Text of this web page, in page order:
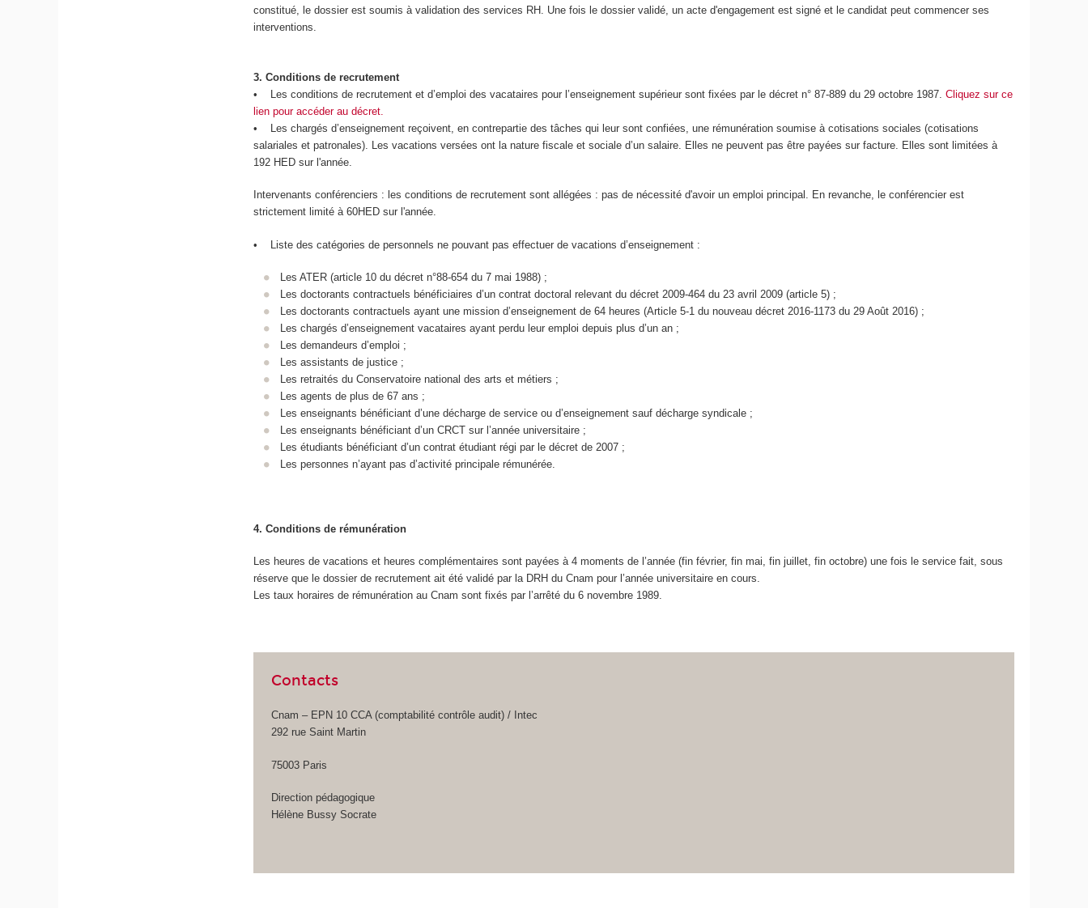
constitué, le dossier est soumis à validation des services RH. Une fois le dossier validé, un acte d'engagement est signé et le candidat peut commencer ses
interventions.
3.Conditions de recrutement
• Les conditions de recrutement et d’emploi des vacataires pour l’enseignement supérieur sont fixées par le décret n° 87-889 du 29 octobre 1987.Cliquez sur ce
lien pour accéder au décret.
• Les chargés d’enseignement reçoivent, en contrepartie des tâches qui leur sont confiées, une rémunération soumise à cotisations sociales (cotisations
salariales et patronales). Les vacations versées ont la nature fiscale et sociale d’un salaire. Elles ne peuvent pas être payées sur facture. Elles sont limitées à
192 HED sur l'année.
Intervenants conférenciers : les conditions de recrutement sont allégées : pas de nécessité d'avoir un emploi principal. En revanche, le conférencier est
strictement limité à 60HED sur l'année.
• Liste des catégories de personnels ne pouvant pas effectuer de vacations d’enseignement :
Les ATER (article 10 du décret n°88-654 du 7 mai 1988) ;
Les doctorants contractuels bénéficiaires d’un contrat doctoral relevant du décret 2009-464 du 23 avril 2009 (article 5) ;
Les doctorants contractuels ayant une mission d’enseignement de 64 heures (Article 5-1 du nouveau décret 2016-1173 du 29 Août 2016) ;
Les chargés d’enseignement vacataires ayant perdu leur emploi depuis plus d’un an ;
Les demandeurs d’emploi ;
Les assistants de justice ;
Les retraités du Conservatoire national des arts et métiers ;
Les agents de plus de 67 ans ;
Les enseignants bénéficiant d’une décharge de service ou d’enseignement sauf décharge syndicale ;
Les enseignants bénéficiant d’un CRCT sur l’année universitaire ;
Les étudiants bénéficiant d’un contrat étudiant régi par le décret de 2007 ;
Les personnes n’ayant pas d’activité principale rémunérée.
4.Conditions de rémunération
Les heures de vacations et heures complémentaires sont payées à 4 moments de l’année (fin février, fin mai, fin juillet, fin octobre) une fois le service fait, sous
réserve que le dossier de recrutement ait été validé par la DRH du Cnam pour l’année universitaire en cours.
Les taux horaires de rémunération au Cnam sont fixés par l’arrêté du 6 novembre 1989.
Contacts
Cnam – EPN 10 CCA (comptabilité contrôle audit) / Intec
292 rue Saint Martin
75003 Paris
Direction pédagogique
Hélène Bussy Socrate